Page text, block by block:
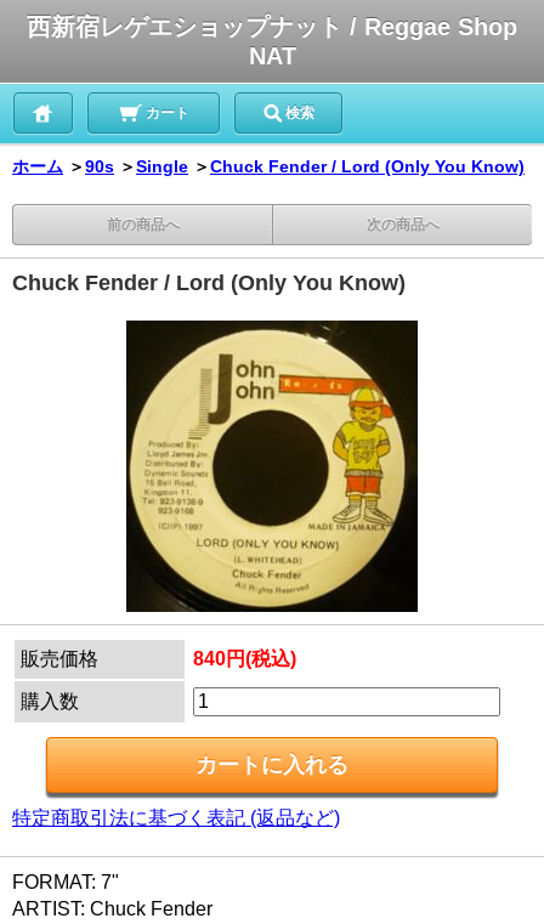
西新宿レゲエショップナット / Reggae Shop
NAT
カート 検索
ホーム ＞90s ＞Single ＞Chuck Fender / Lord (Only You Know)
前の商品へ 次の商品へ
Chuck Fender / Lord (Only You Know)
販売価格 840円(税込)
購入数
特定商取引法に基づく表記 (返品など)
FORMAT: 7"
ARTIST: Chuck Fender